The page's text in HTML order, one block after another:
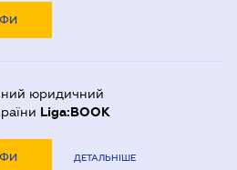
юридичний
Liga:BOOK
ДЕТАЛЬНІШЕ